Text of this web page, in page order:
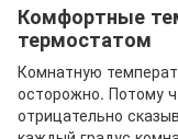
Комфортные
термостатом
Комнатную
осторожно. Потому
отрицательно